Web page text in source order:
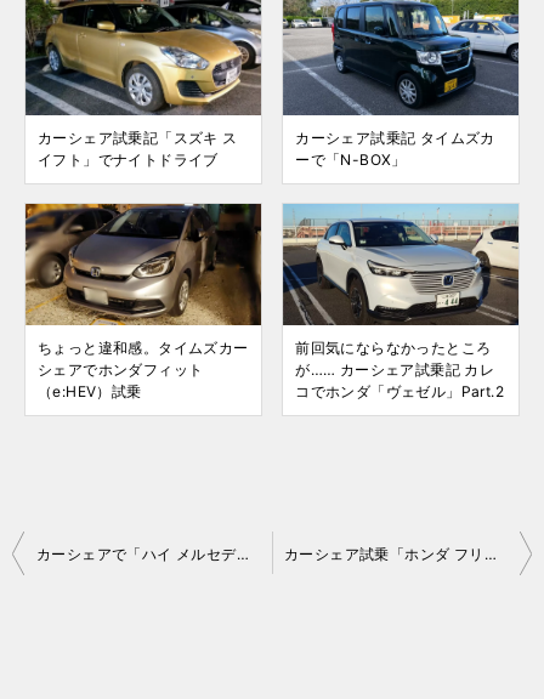
カーシェア試乗記「スズキ ス
イフト」でナイトドライブ
カーシェア試乗記 タイムズカ
ーで「N-BOX」
ちょっと違和感。タイムズカー
シェアでホンダフィット
（e:HEV）試乗
前回気にならなかったところ
が…… カーシェア試乗記 カレ
コでホンダ「ヴェゼル」Part.2
投
カーシェアで「ハイ メルセデス！」A クラスレンタル開始 カーシェア試乗「ホンダ フリード」